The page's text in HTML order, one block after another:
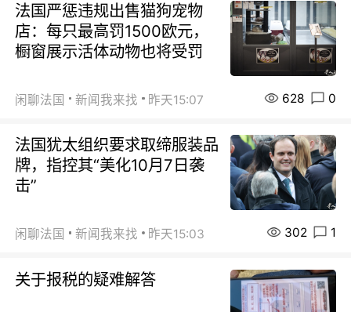
法国严惩违规出售猫狗宠物
店：每只最高罚1500欧元，
橱窗展示活体动物也将受罚
闲聊法国 新闻我来找 昨天15:07 628 0
法国犹太组织要求取缔服装品
牌，指控其“美化10月7日袭
击”
闲聊法国 新闻我来找 昨天15:03 302 1
关于报税的疑难解答